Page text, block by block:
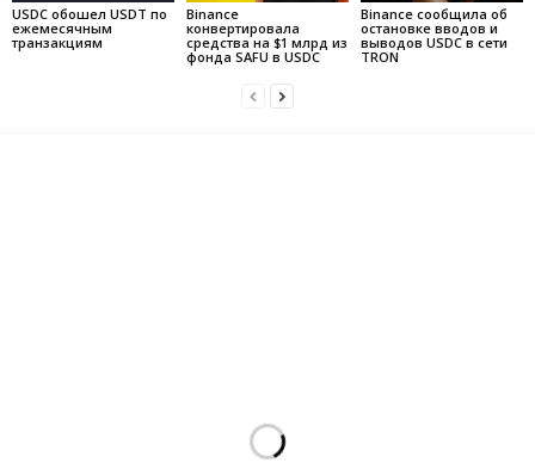
USDC обошел USDT по
ежемесячным
транзакциям
Binance
конвертировала
средства на $1 млрд из
фонда SAFU в USDC
Binance сообщила об
остановке вводов и
выводов USDC в сети
TRON